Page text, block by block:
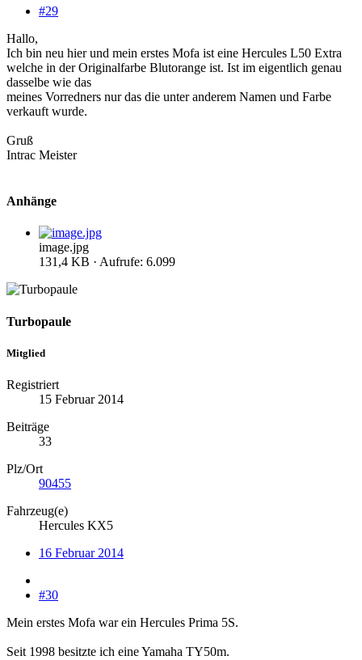
#29
Hallo,
Ich bin neu hier und mein erstes Mofa ist eine Hercules L50 Extra
welche in der Originalfarbe Blutorange ist. Ist im eigentlich genau
dasselbe wie das
meines Vorredners nur das die unter anderem Namen und Farbe
verkauft wurde.
Gruß
Intrac Meister
Anhänge
image.jpg
131,4 KB · Aufrufe: 6.099
Turbopaule
Mitglied
Registriert
15 Februar 2014
Beiträge
33
Plz/Ort
90455
Fahrzeug(e)
Hercules KX5
16 Februar 2014
#30
Mein erstes Mofa war ein Hercules Prima 5S.
Seit 1998 besitzte ich eine Yamaha TY50m.